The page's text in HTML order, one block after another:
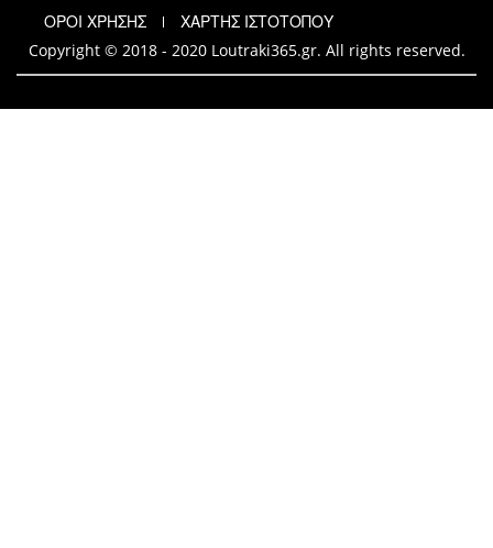
ΟΡΟΙ ΧΡΗΣΗΣ
ΧΑΡΤΗΣ ΙΣΤΟΤΟΠΟΥ
Copyright © 2018 - 2020 Loutraki365.gr. All rights reserved.